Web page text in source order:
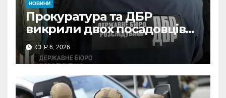
НОВИНИ
Прокуратура та ДБР
викрили двох посадовців
ДПС Сумщини на вимаганні
неправомірної вигоди у
ФОПа
СЕР 6, 2026